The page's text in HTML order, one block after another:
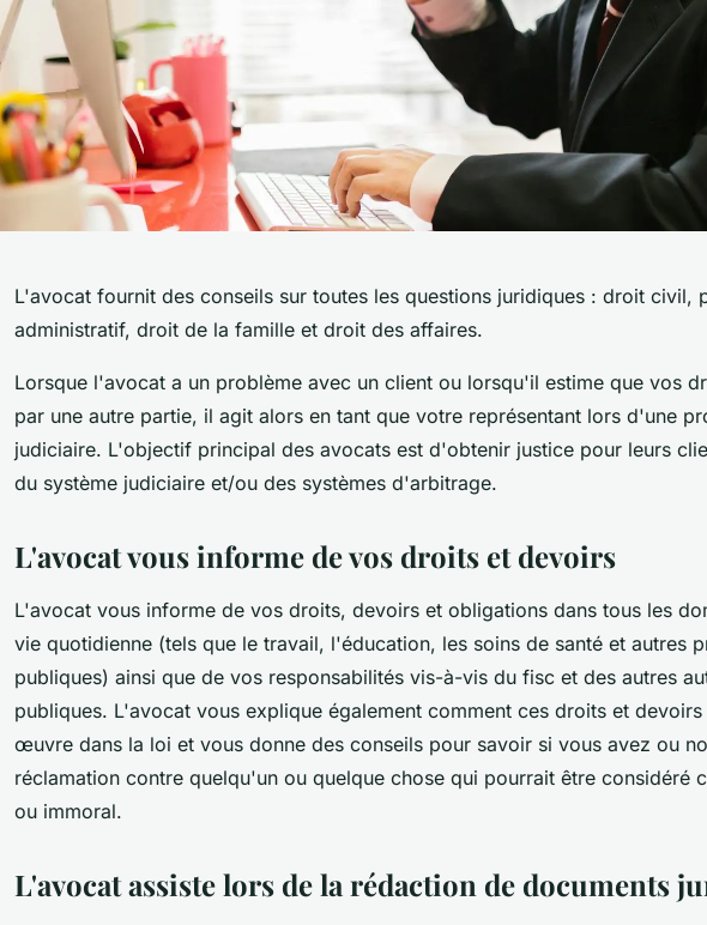
L'avocat fournit des conseils sur toutes les questions juridiques : droit civil,
administratif, droit de la famille et droit des affaires.
Lorsque l'avocat a un problème avec un client ou lorsqu'il estime que vos
par une autre partie, il agit alors en tant que votre représentant lors d'une
judiciaire. L'objectif principal des avocats est d'obtenir justice pour leurs
du système judiciaire et/ou des systèmes d'arbitrage.
L'avocat vous informe de vos droits et devoirs
L'avocat vous informe de vos droits, devoirs et obligations dans tous les
vie quotidienne (tels que le travail, l'éducation, les soins de santé et autres
publiques) ainsi que de vos responsabilités vis-à-vis du fisc et des autres
publiques. L'avocat vous explique également comment ces droits et
œuvre dans la loi et vous donne des conseils pour savoir si vous avez ou
réclamation contre quelqu'un ou quelque chose qui pourrait être considéré
ou immoral.
L'avocat assiste lors de la rédaction de documents